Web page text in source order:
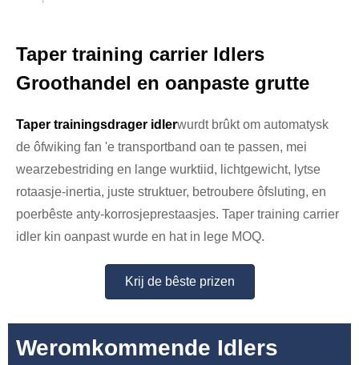
Taper training carrier ldlers
Groothandel en oanpaste grutte
Taper trainingsdrager idlerwurdt brûkt om automatysk
de ôfwiking fan 'e transportband oan te passen, mei
wearzebestriding en lange wurktiid, lichtgewicht, lytse
rotaasje-inertia, juste struktuer, betroubere ôfsluting, en
poerbêste anty-korrosjeprestaasjes. Taper training carrier
idler kin oanpast wurde en hat in lege MOQ.
Krij de bêste prizen
Weromkommende Idlers